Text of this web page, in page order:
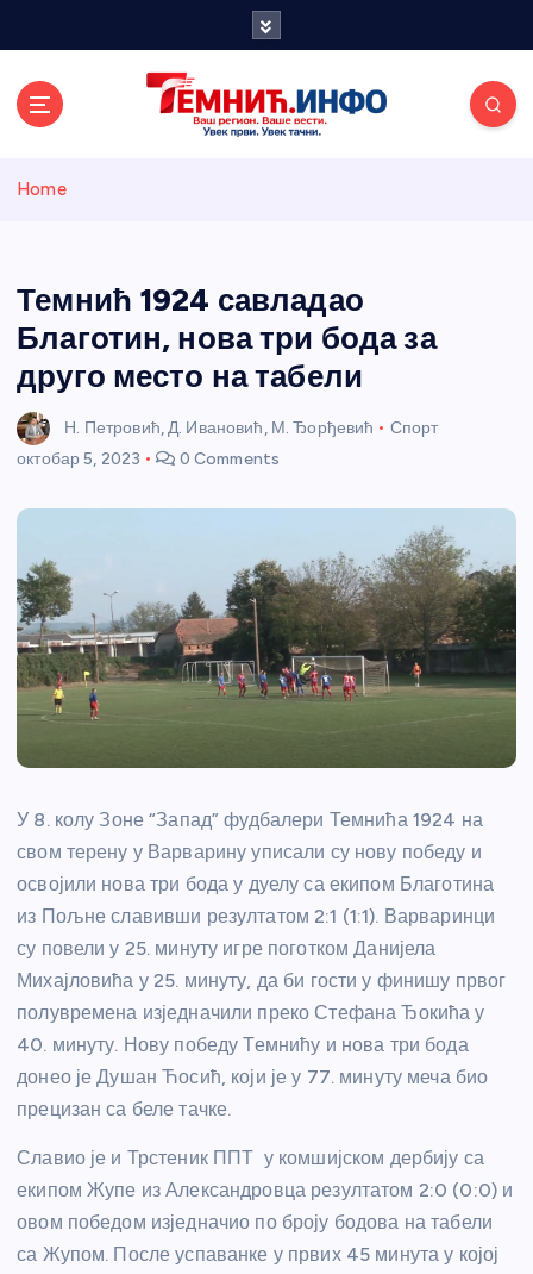
и портал
Home
Темнић 1924 савладао
Благотин, нова три бода за
друго место на табели
Н. Петровић, Д. Ивановић, М. Ђорђевић
Спорт
октобар 5, 2023
0 Comments
У 8. колу Зоне “Запад” фудбалери Темнића 1924 на
свом терену у Варварину уписали су нову победу и
освојили нова три бода у дуелу са екипом Благотина
из Пољне славивши резултатом 2:1 (1:1). Варваринци
су повели у 25. минуту игре поготком Данијела
Михајловића у 25. минуту, да би гости у финишу првог
полувремена изједначили преко Стефана Ђокића у
40. минуту. Нову победу Темнићу и нова три бода
донео је Душан Ћосић, који је у 77. минуту меча био
прецизан са беле тачке.
Славио је и Трстеник ППТ у комшијском дербију са
екипом Жупе из Александровца резултатом 2:0 (0:0) и
овом победом изједначио по броју бодова на табели
са Жупом. После успаванке у првих 45 минута у којој